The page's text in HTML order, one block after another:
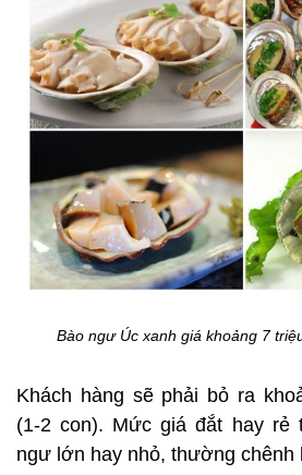
Bào ngư Úc xanh giá khoảng 7
Khách hàng sẽ phải bỏ ra
(1-2 con). Mức giá đắt hay rẻ
ngư lớn hay nhỏ, thường chênh